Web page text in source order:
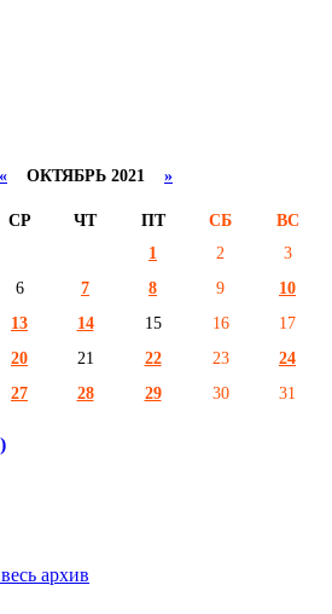
« ОКТЯБРЬ 2021 »
СР ЧТ ПТ СБ
ВС
1
2
3
6 7 8 9
10
13 14 15 16
17
20 21 22 23
24
27 28 29 30 31
архив